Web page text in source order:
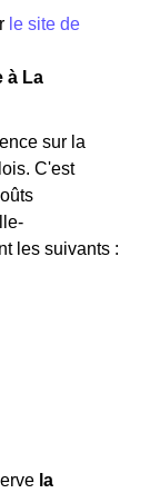
le site de
à La
sur la
C'est
les suivants :
la